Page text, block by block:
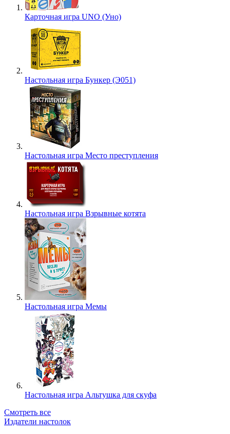
Карточная игра UNO (Уно)
Настольная игра Бункер (Э051)
Настольная игра Место преступления
Настольная игра Взрывные котята
Настольная игра Мемы
Настольная игра Альтушка для скуфа
Смотреть все
Издатели настолок